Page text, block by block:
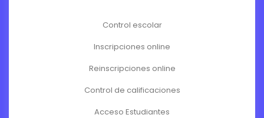
Control escolar
Inscripciones online
Reinscripciones online
Control de calificaciones
Acceso Estudiantes